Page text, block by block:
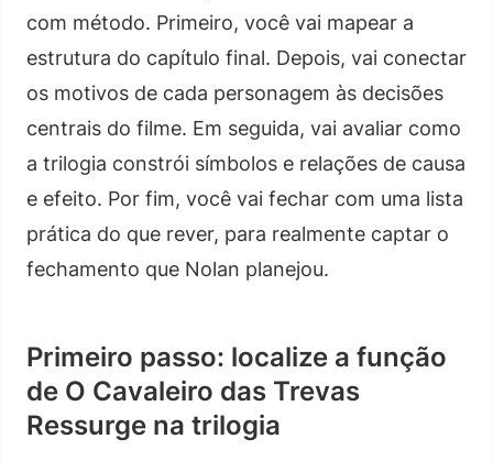
com método. Primeiro, você vai mapear a
estrutura do capítulo final. Depois, vai conectar
os motivos de cada personagem às decisões
centrais do filme. Em seguida, vai avaliar como
a trilogia constrói símbolos e relações de causa
e efeito. Por fim, você vai fechar com uma lista
prática do que rever, para realmente captar o
fechamento que Nolan planejou.
Primeiro passo: localize a função
de O Cavaleiro das Trevas
Ressurge na trilogia